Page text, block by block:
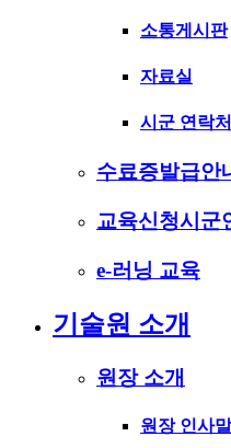
소통게시판
자료실
시군 연락처
수료증발급안
교육신청시군
e-러닝 교육
기술원 소개
원장 소개
원장 인사말